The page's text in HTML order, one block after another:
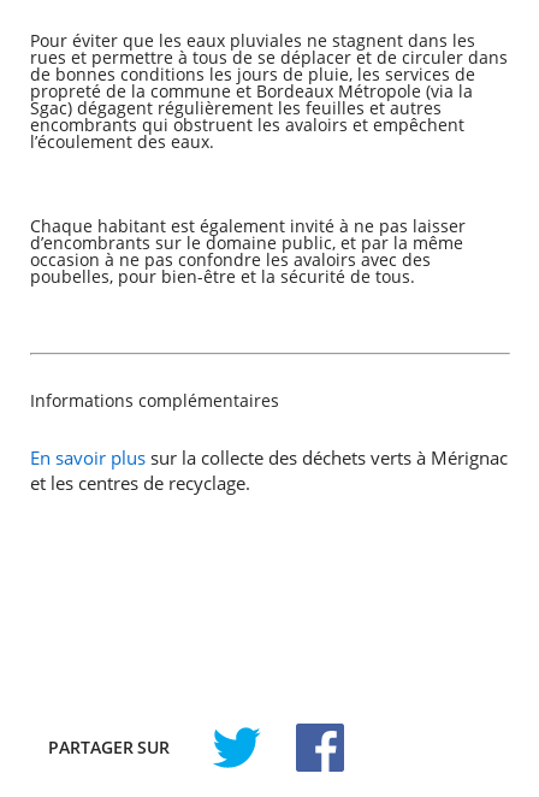
Pour éviter que les eaux pluviales ne stagnent dans les
rues et permettre à tous de se déplacer et de circuler dans
de bonnes conditions les jours de pluie, les services de
propreté de la commune et Bordeaux Métropole (via la
Sgac) dégagent régulièrement les feuilles et autres
encombrants qui obstruent les avaloirs et empêchent
l’écoulement des eaux.
Chaque habitant est également invité à ne pas laisser
d’encombrants sur le domaine public, et par la même
occasion à ne pas confondre les avaloirs avec des
poubelles, pour bien-être et la sécurité de tous.
Informations complémentaires
En savoir plussur la collecte des déchets verts à Mérignac
et les centres de recyclage.
PARTAGERSUR